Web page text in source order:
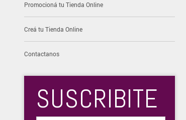
Promocioná tu Tienda Online
Creá tu Tienda Online
Contactanos
SUSCRIBITE